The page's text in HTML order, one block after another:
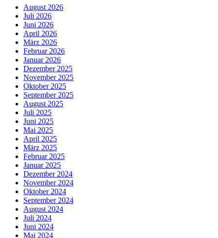
August 2026
Juli 2026
Juni 2026
April 2026
März 2026
Februar 2026
Januar 2026
Dezember 2025
November 2025
Oktober 2025
September 2025
August 2025
Juli 2025
Juni 2025
Mai 2025
April 2025
März 2025
Februar 2025
Januar 2025
Dezember 2024
November 2024
Oktober 2024
September 2024
August 2024
Juli 2024
Juni 2024
Mai 2024